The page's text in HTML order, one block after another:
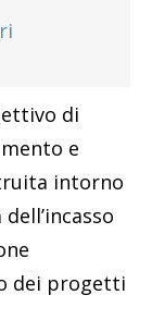
di
e
intorno
dei progetti